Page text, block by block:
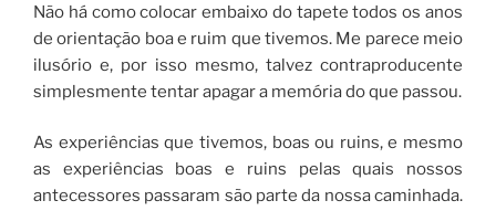
Não há como colocar embaixo do tapete todos os anos
de orientação boa e ruim que tivemos. Me parece meio
ilusório e, por isso mesmo, talvez contraproducente
simplesmente tentar apagar a memória do que passou.
As experiências que tivemos, boas ou ruins, e mesmo
as experiências boas e ruins pelas quais nossos
antecessores passaram são parte da nossa caminhada.